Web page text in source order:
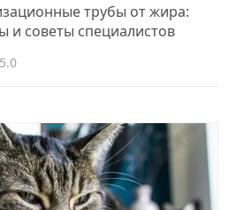
трубы от жира:
и советы специалистов
5.0